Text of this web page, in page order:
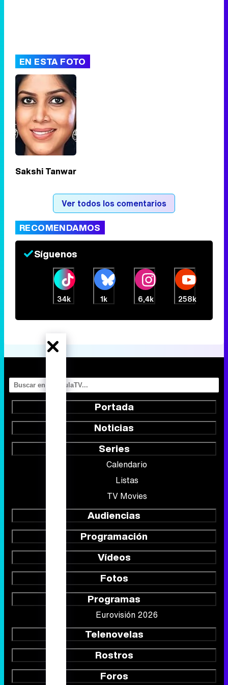
EN ESTA FOTO
Sakshi Tanwar
Ver todos los comentarios
RECOMENDAMOS
Síguenos
34k 1k 6,4k 258k
Portada
Noticias
Series
Calendario
Listas
TV Movies
Audiencias
Programación
Vídeos
Fotos
Programas
Eurovisión 2026
Telenovelas
Rostros
Foros